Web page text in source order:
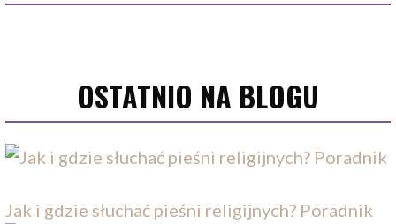
OSTATNIO NA BLOGU
Jak i gdzie słuchać pieśni religijnych? Poradnik